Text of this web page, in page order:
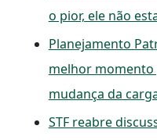
o pior, ele não
Planejamento
melhor momento
mudança da
STF reabre